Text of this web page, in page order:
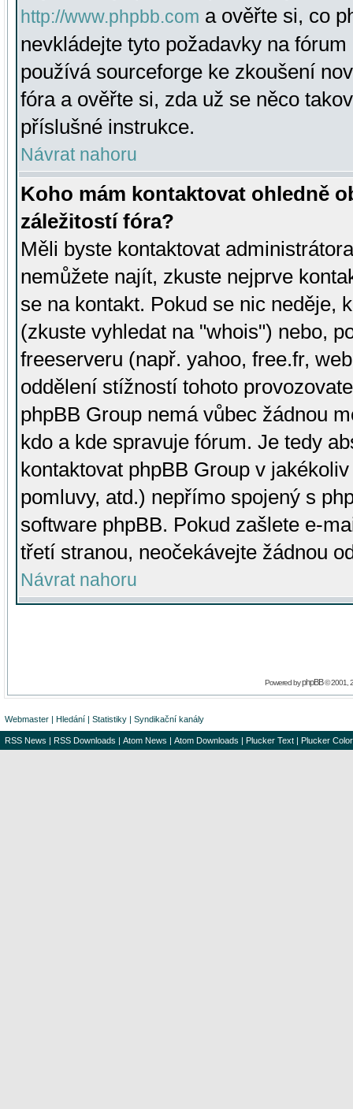
http://www.phpbb.com a ověřte si, co
nevkládejte tyto požadavky na
používá sourceforge ke zkoušení
fóra a ověřte si, zda už se něco
příslušné instrukce.
Návrat nahoru
Koho mám kontaktovat ohledně
záležitostí fóra?
Měli byste kontaktovat
nemůžete najít, zkuste nejprve
se na kontakt. Pokud se nic neděje,
(zkuste vyhledat na "whois") nebo,
freeserveru (např. yahoo, free.fr,
oddělení stížností tohoto
phpBB Group nemá vůbec žádnou
kdo a kde spravuje fórum. Je tedy
kontaktovat phpBB Group v
pomluvy, atd.) nepřímo spojený s
software phpBB. Pokud zašlete e-
třetí stranou, neočekávejte žádnou
Návrat nahoru
Powered byphpBB© 2001,
Webmaster | Hledání | Statistiky | Syndikační kanály
RSS News | RSS Downloads | Atom News | Atom Downloads | Plucker Text | Plucker Color